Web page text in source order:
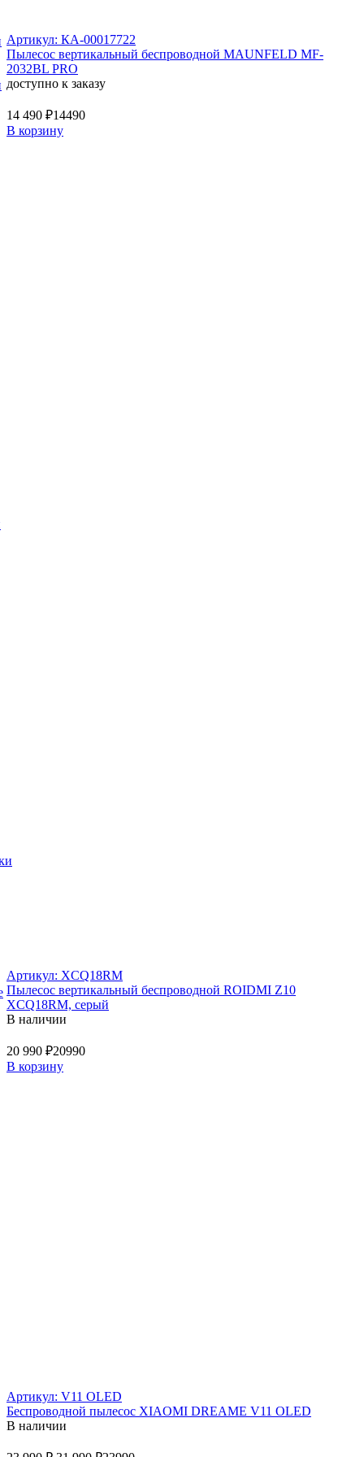
Артикул: КА-00017722
Пылесос вертикальный беспроводной MAUNFELD MF-
2032BL PRO
доступно к заказу
14 490 ₽14490
В корзину
Артикул: XCQ18RM
Пылесос вертикальный беспроводной ROIDMI Z10
XCQ18RM, серый
В наличии
20 990 ₽20990
В корзину
Артикул: V11 OLED
Беспроводной пылесос XIAOMI DREAME V11 OLED
В наличии